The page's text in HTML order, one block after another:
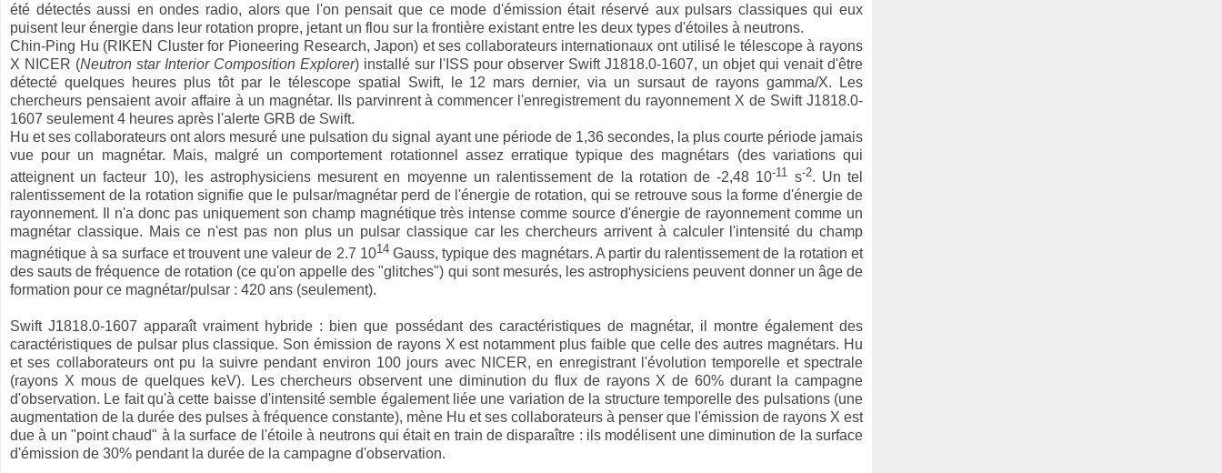
été détectés aussi en ondes radio, alors que l'on pensait que ce mode d'émission était réservé aux pulsars classiques qui eux
puisent leur énergie dans leur rotation propre, jetant un flou sur la frontière existant entre les deux types d'étoiles à neutrons.
Chin-Ping Hu (RIKEN Cluster for Pioneering Research, Japon) et ses collaborateurs internationaux ont utilisé le télescope à rayons
X NICER (Neutron star Interior Composition Explorer) installé sur l'ISS pour observer Swift J1818.0-1607, un objet qui venait d'être
détecté quelques heures plus tôt par le télescope spatial Swift, le 12 mars dernier, via un sursaut de rayons gamma/X. Les
chercheurs pensaient avoir affaire à un magnétar. Ils parvinrent à commencer l'enregistrement du rayonnement X de Swift J1818.0-
1607 seulement 4 heures après l'alerte GRB de Swift.
Hu et ses collaborateurs ont alors mesuré une pulsation du signal ayant une période de 1,36 secondes, la plus courte période jamais
vue pour un magnétar. Mais, malgré un comportement rotationnel assez erratique typique des magnétars (des variations qui
atteignent un facteur 10), les astrophysiciens mesurent en moyenne un ralentissement de la rotation de -2,48 10-11 s-2. Un tel
ralentissement de la rotation signifie que le pulsar/magnétar perd de l'énergie de rotation, qui se retrouve sous la forme d'énergie de
rayonnement. Il n'a donc pas uniquement son champ magnétique très intense comme source d'énergie de rayonnement comme un
magnétar classique. Mais ce n'est pas non plus un pulsar classique car les chercheurs arrivent à calculer l'intensité du champ
magnétique à sa surface et trouvent une valeur de 2.7 1014Gauss, typique des magnétars. A partir du ralentissement de la rotation et
des sauts de fréquence de rotation (ce qu'on appelle des "glitches") qui sont mesurés, les astrophysiciens peuvent donner un âge de
formation pour ce magnétar/pulsar : 420 ans (seulement).
Swift J1818.0-1607 apparaît vraiment hybride : bien que possédant des caractéristiques de magnétar, il montre également des
caractéristiques de pulsar plus classique. Son émission de rayons X est notamment plus faible que celle des autres magnétars. Hu
et ses collaborateurs ont pu la suivre pendant environ 100 jours avec NICER, en enregistrant l'évolution temporelle et spectrale
(rayons X mous de quelques keV). Les chercheurs observent une diminution du flux de rayons X de 60% durant la campagne
d'observation. Le fait qu'à cette baisse d'intensité semble également liée une variation de la structure temporelle des pulsations (une
augmentation de la durée des pulses à fréquence constante), mène Hu et ses collaborateurs à penser que l'émission de rayons X est
due à un "point chaud" à la surface de l'étoile à neutrons qui était en train de disparaître : ils modélisent une diminution de la surface
d'émission de 30% pendant la durée de la campagne d'observation.